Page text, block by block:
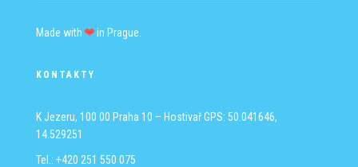
Made with in Prague.
KONTAKTY
K Jezeru, 100 00 Praha 10 – HostivařGPS: 50.041646,
14.529251
Tel.: +420 251 550 075